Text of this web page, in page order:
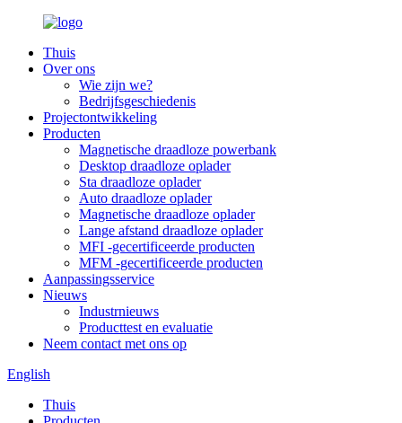
Thuis
Over ons
Wie zijn we?
Bedrijfsgeschiedenis
Projectontwikkeling
Producten
Magnetische draadloze powerbank
Desktop draadloze oplader
Sta draadloze oplader
Auto draadloze oplader
Magnetische draadloze oplader
Lange afstand draadloze oplader
MFI -gecertificeerde producten
MFM -gecertificeerde producten
Aanpassingsservice
Nieuws
Industrnieuws
Producttest en evaluatie
Neem contact met ons op
English
Thuis